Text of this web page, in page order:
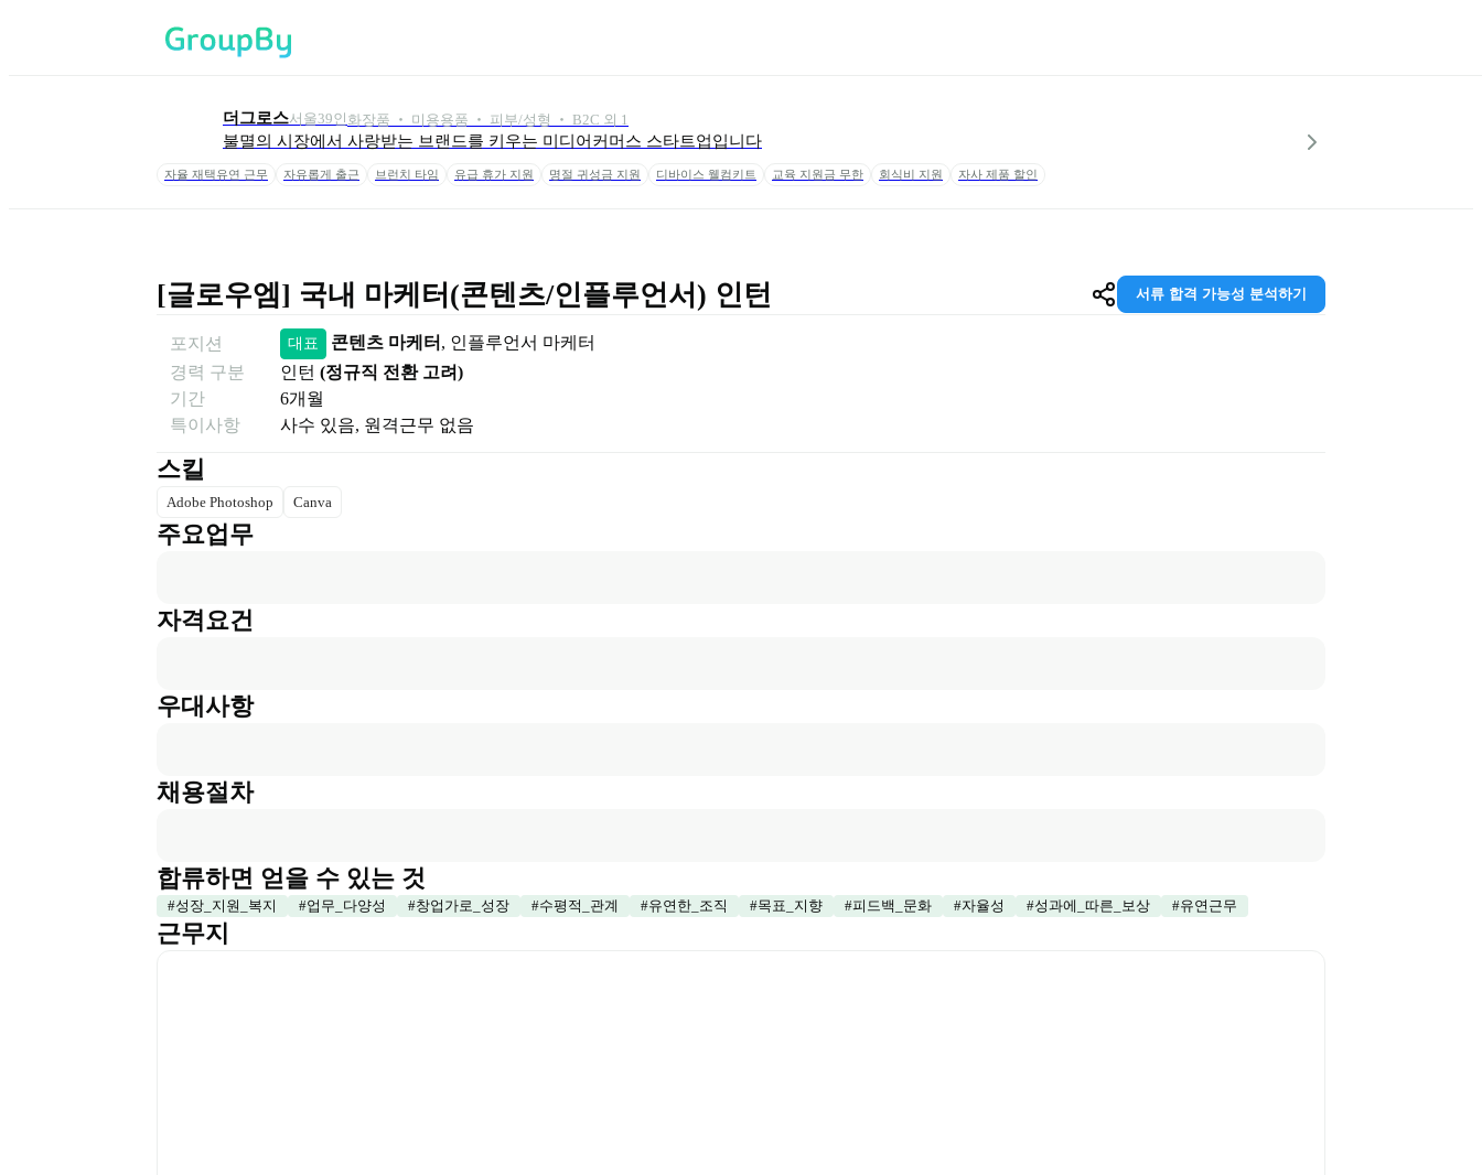
더그로스서울39인 화장품 ‧ 미용용품 ‧ 피부/성형 ‧ B2C 외 1
불멸의 시장에서 사랑받는 브랜드를 키우는 미디어커머스 스타트업입니다
자율 재택유연 근무 자유롭게 출근 브런치 타임 유급 휴가 지원 명절 귀성금 지원 디바이스 웰컴키트 교육 지원금 무한 회식비 지원 자사 제품 할인
[글로우엠] 국내 마케터(콘텐츠/인플루언서) 인턴 서류 합격 가능성 분석하기
포지션 대표 콘텐츠 마케터 , 인플루언서 마케터
경력 구분
인턴 (정규직 전환 고려)
기간
6개월
특이사항
사수 있음, 원격근무 없음
스킬
Adobe Photoshop Canva
주요업무
자격요건
우대사항
채용절차
합류하면 얻을 수 있는 것
#성장_지원_복지 #업무_다양성 #창업가로_성장 #수평적_관계 #유연한_조직 #목표_지향 #피드백_문화 #자율성 #성과에_따른_보상 #유연근무
근무지